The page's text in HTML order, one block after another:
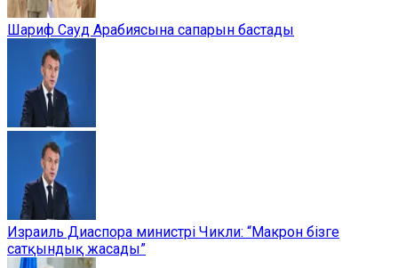
Шариф Сауд Арабиясына сапарын бастады
Израиль Диаспора министрі Чикли: “Макрон бізге
сатқындық жасады”